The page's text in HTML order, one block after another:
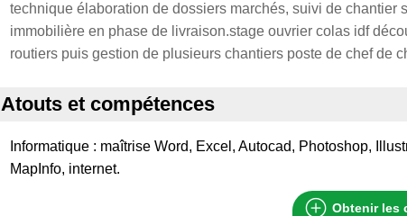
technique élaboration de dossiers marchés, suivi de chantier
immobilière en phase de livraison.stage ouvrier colas idf
routiers puis gestion de plusieurs chantiers poste de chef de
Atouts et compétences
Informatique : maîtrise Word, Excel, Autocad, Photoshop,
MapInfo, internet.
Obtenir les